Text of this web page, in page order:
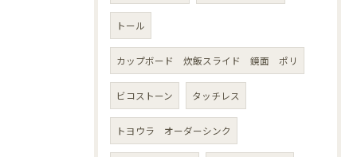
トール
カップボード 炊飯スライド 鏡面 ポリ
ビコストーン タッチレス
トヨウラ オーダーシンク